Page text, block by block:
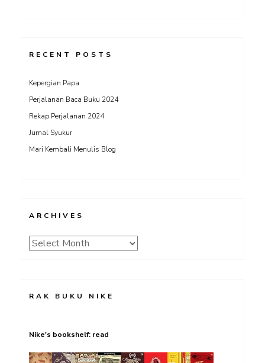
RECENT POSTS
Kepergian Papa
Perjalanan Baca Buku 2024
Rekap Perjalanan 2024
Jurnal Syukur
Mari Kembali Menulis Blog
ARCHIVES
Archives
RAK BUKU NIKE
Nike's bookshelf: read